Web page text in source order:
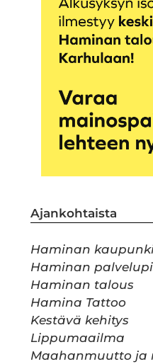
Ajankohtaista
Haminan
Haminan
Haminan talous
Hamina Tattoo
Kestävä kehitys
Lippumaailma
Maahanmuutto ja